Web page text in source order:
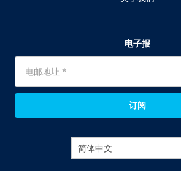
电子报
订阅
简体中文